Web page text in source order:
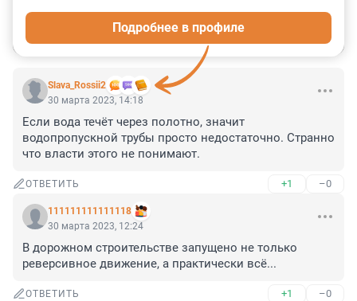
Slava_Rossii2
Подробнее в профиле
30 марта 2023, 14:18
Если вода течёт через полотно, значит
водопропускной трубы просто недостаточно. Странно
что власти этого не понимают.
ОТВЕТИТЬ +1 –0
111111111111118
30 марта 2023, 12:24
В дорожном строительстве запущено не только
реверсивное движение, а практически всё...
ОТВЕТИТЬ +1 –0